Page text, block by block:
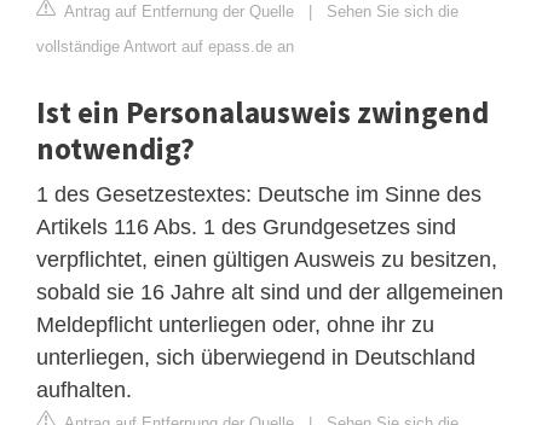
Antrag auf Entfernung der Quelle | Sehen Sie sich die
vollständige Antwort auf epass.de an
Ist ein Personalausweis zwingend
notwendig?
1 des Gesetzestextes: Deutsche im Sinne des
Artikels 116 Abs. 1 des Grundgesetzes sind
verpflichtet, einen gültigen Ausweis zu besitzen,
sobald sie 16 Jahre alt sind und der allgemeinen
Meldepflicht unterliegen oder, ohne ihr zu
unterliegen, sich überwiegend in Deutschland
aufhalten.